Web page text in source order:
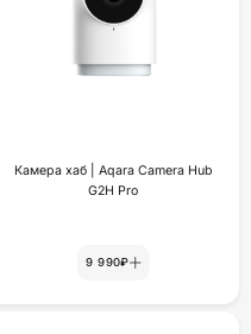
Камера хаб | Aqara Camera Hub
G2H Pro
9 990₽